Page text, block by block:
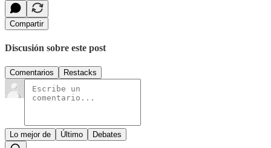
Compartir
Discusión sobre este post
Comentarios Restacks
Lo mejor de Último Debates